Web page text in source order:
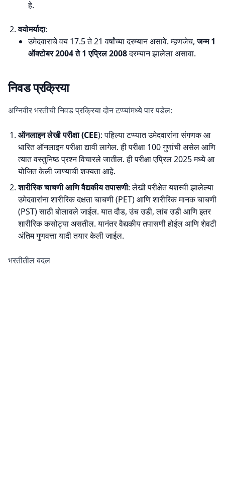
हे.
वयोमर्यादा:
उमेदवाराचे वय 17.5 ते 21 वर्षांच्या दरम्यान असावे. म्हणजेच,जन्म 1
ऑक्टोबर 2004 ते 1 एप्रिल 2008दरम्यान झालेला असावा.
निवड प्रक्रिया
अग्निवीर भरतीची निवड प्रक्रिया दोन टप्प्यांमध्ये पार पडेल:
ऑनलाइन लेखी परीक्षा (CEE): पहिल्या टप्प्यात उमेदवारांना संगणक आ
धारित ऑनलाइन परीक्षा द्यावी लागेल. ही परीक्षा 100 गुणांची असेल आणि
त्यात वस्तुनिष्ठ प्रश्न विचारले जातील. ही परीक्षा एप्रिल 2025 मध्ये आ
योजित केली जाण्याची शक्यता आहे.
शारीरिक चाचणी आणि वैद्यकीय तपासणी: लेखी परीक्षेत यशस्वी झालेल्या
उमेदवारांना शारीरिक दक्षता चाचणी (PET) आणि शारीरिक मानक चाचणी
(PST) साठी बोलावले जाईल. यात दौड, उंच उडी, लांब उडी आणि इतर
शारीरिक कसोट्या असतील. यानंतर वैद्यकीय तपासणी होईल आणि शेवटी
अंतिम गुणवत्ता यादी तयार केली जाईल.
भरतीतील बदल